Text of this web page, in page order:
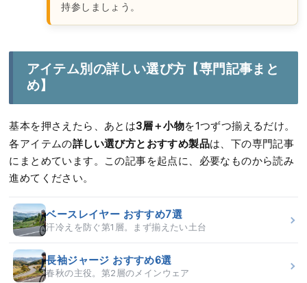
持参しましょう。
アイテム別の詳しい選び方【専門記事まと
め】
基本を押さえたら、あとは3層＋小物を1つずつ揃えるだけ。
各アイテムの詳しい選び方とおすすめ製品は、下の専門記事
にまとめています。この記事を起点に、必要なものから読み
進めてください。
ベースレイヤー おすすめ7選
汗冷えを防ぐ第1層。まず揃えたい土台
長袖ジャージ おすすめ6選
春秋の主役。第2層のメインウェア